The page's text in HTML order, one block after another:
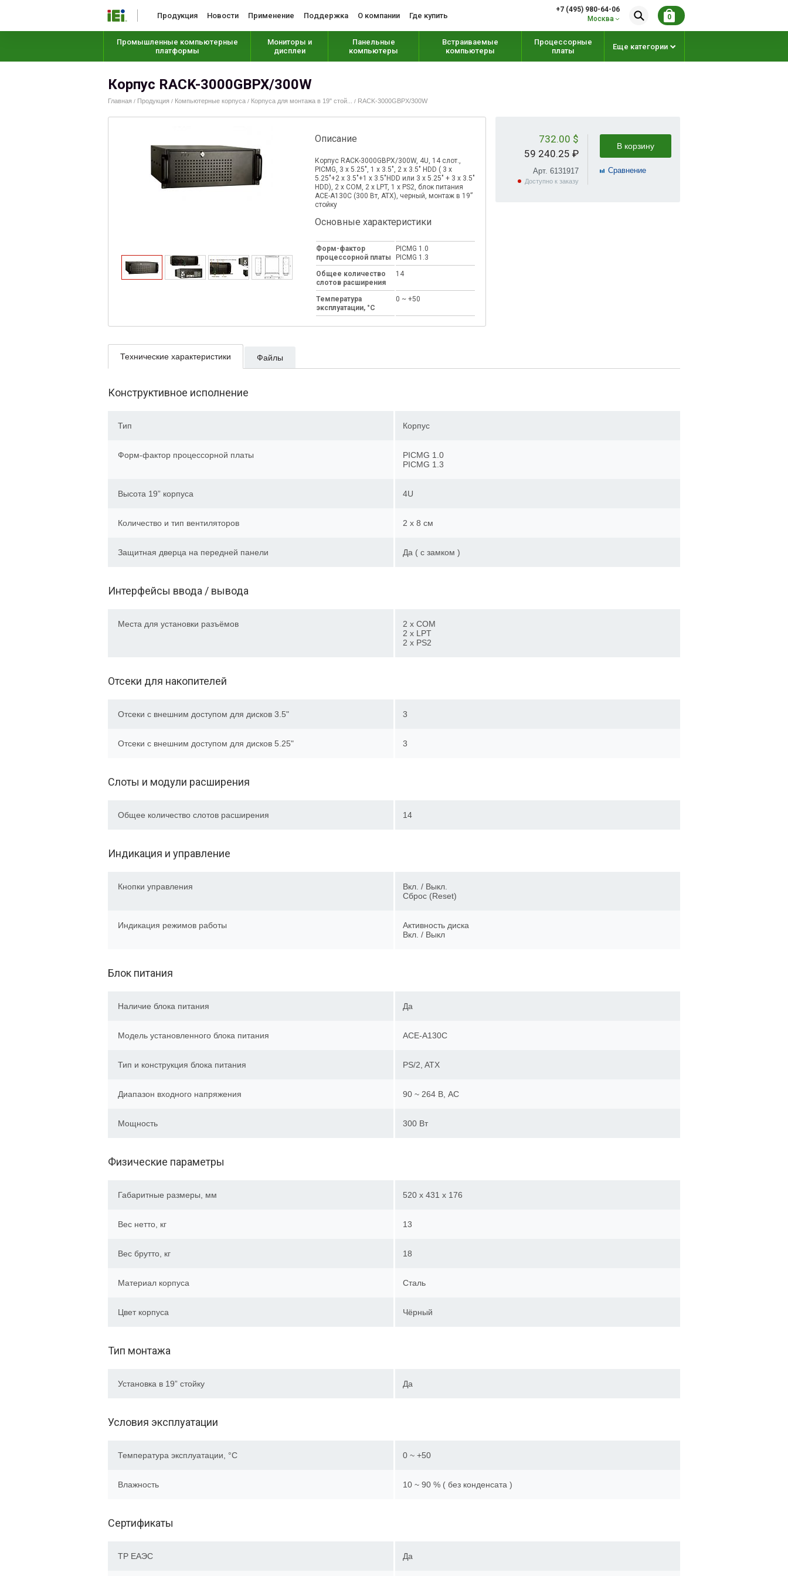
Продукция Новости Применение Поддержка О компании Где купить
+7 (495) 980-64-06
Москва
0
Промышленные компьютерные
платформы
Мониторы и
дисплеи
Панельные
компьютеры
Встраиваемые
компьютеры
Процессорные
платы
Еще категории
Корпус RACK-3000GBPX/300W
Главная / Продукция / Компьютерные корпуса / Корпуса для монтажа в 19" стой... / RACK-3000GBPX/300W
Описание
Корпус RACK-3000GBPX/300W, 4U, 14 слот.,
PICMG, 3 x 5.25", 1 x 3.5", 2 x 3.5" HDD ( 3 x
5.25"+2 x 3.5"+1 x 3.5"HDD или 3 x 5.25" + 3 x 3.5"
HDD), 2 x COM, 2 x LPT, 1 x PS2, блок питания
ACE-A130С (300 Вт, ATX), черный, монтаж в 19”
стойку
Основные характеристики
Форм-фактор
процессорной платы
PICMG 1.0
PICMG 1.3
Общее количество
слотов расширения
14
Температура
эксплуатации, °C
0 ~ +50
732.00 $
59 240.25 ₽
Арт. 6131917
Доступно к заказу
В корзину
Cравнение
Технические характеристики Файлы
Конструктивное исполнение
Тип Корпус
Форм-фактор процессорной платы
PICMG 1.0
PICMG 1.3
Высота 19” корпуса 4U
Количество и тип вентиляторов 2 x 8 см
Защитная дверца на передней панели Да ( с замком )
Интерфейсы ввода / вывода
Места для установки разъёмов
2 x COM
2 x LPT
2 x PS2
Отсеки для накопителей
Отсеки с внешним доступом для дисков 3.5" 3
Отсеки с внешним доступом для дисков 5.25" 3
Слоты и модули расширения
Общее количество слотов расширения 14
Индикация и управление
Кнопки управления
Вкл. / Выкл.
Сброс (Reset)
Индикация режимов работы
Активность диска
Вкл. / Выкл
Блок питания
Наличие блока питания Да
Модель установленного блока питания ACE-A130С
Тип и конструкция блока питания PS/2, ATX
Диапазон входного напряжения 90 ~ 264 В, AC
Мощность 300 Вт
Физические параметры
Габаритные размеры, мм 520 x 431 x 176
Вес нетто, кг 13
Вес брутто, кг 18
Материал корпуса Сталь
Цвет корпуса Чёрный
Тип монтажа
Установка в 19” стойку Да
Условия эксплуатации
Температура эксплуатации, °C 0 ~ +50
Влажность 10 ~ 90 % ( без конденсата )
Сертификаты
ТР EAЭC Да